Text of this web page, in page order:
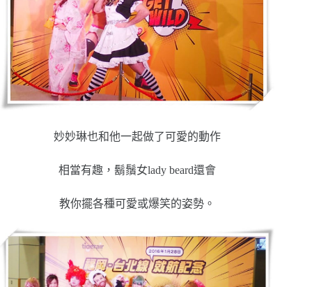
妙妙琳也和他一起做了可愛的動作
相當有趣，鬍鬚女lady beard還會
教你擺各種可愛或爆笑的姿勢。